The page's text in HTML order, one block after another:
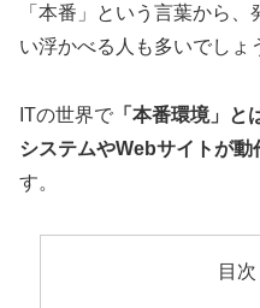
「本番」という言葉から
い浮かべる人も多いでしょ
ITの世界で 「本番環境」
システムやWebサイトが動
す。
目次